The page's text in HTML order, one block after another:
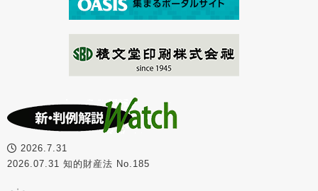
2026.7.31
2026.07.31 知的財産法 No.185